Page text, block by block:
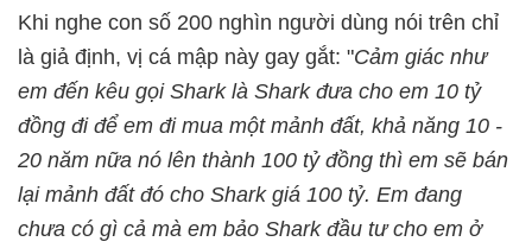
Khi nghe con số 200 nghìn người dùng nói trên chỉ
là giả định, vị cá mập này gay gắt: "Cảm giác như
em đến kêu gọi Shark là Shark đưa cho em 10 tỷ
đồng đi để em đi mua một mảnh đất, khả năng 10 -
20 năm nữa nó lên thành 100 tỷ đồng thì em sẽ bán
lại mảnh đất đó cho Shark giá 100 tỷ. Em đang
chưa có gì cả mà em bảo Shark đầu tư cho em ở